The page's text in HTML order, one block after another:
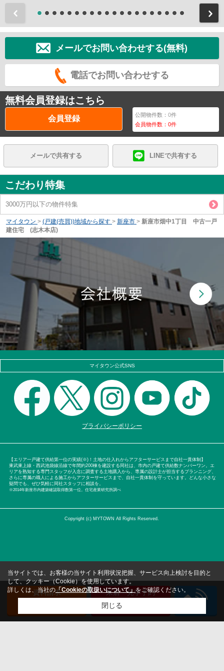
メールでお問い合わせする(無料)
電話でお問い合わせする
無料会員登録はこちら
会員登録 公開物件数：0件
会員物件数：0件
メールで共有する LINEで共有する
こだわり特集
3000万円以下の物件特集
マイタウン > (戸建(売買))地域から探す > 新座市 > 新座市畑中1丁目 中古一戸
建住宅 (志木本店)
マイタウン公式SNS
プライバシーポリシー
【エリア一戸建て供給第一位の実績(※)！土地の仕入れからアフターサービスまで自社一貫体制】
東武東上線・西武池袋線沿線で年間約200棟を建設する同社は、市内の戸建て供給数ナンバーワン。エ
リアを熟知する専門スタッフが入念に調査する土地購入から、専属の設計士が担当するプランニング、
さらに専属の職人による施工からアフターサービスまで、自社一貫体制を守っています。どんな小さな
疑問でも、ぜひ気軽に同社スタッフに相談を。
※2014年新座市内建築確認取得数第一位。住宅産業研究所調べ
Copyright (c) MYTOWN All Rights Reserved.
資料請求
来店・見学予約
（無料）
当サイトでは、お客様の当サイト利用状況把握、サービス向上検討を目的と
して、クッキー（Cookie）を使用しています。
詳しくは、当社の「Cookieの取扱いについて」をご確認ください。
閉じる